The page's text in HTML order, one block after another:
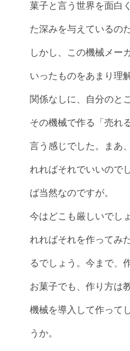
菓子と言う世界を面白
た深みを与えているの
しかし、この機械メー
いったものをあまり理
関係なしに、自分のと
その機械で作る「売れ
言う感じでした。まあ
れればそれでいいので
ば当然なのですが。
今はどこも厳しいでし
れればそれを作ってみ
るでしょう。今まで、
お菓子でも、作り方は
機械を導入して作って
うか。